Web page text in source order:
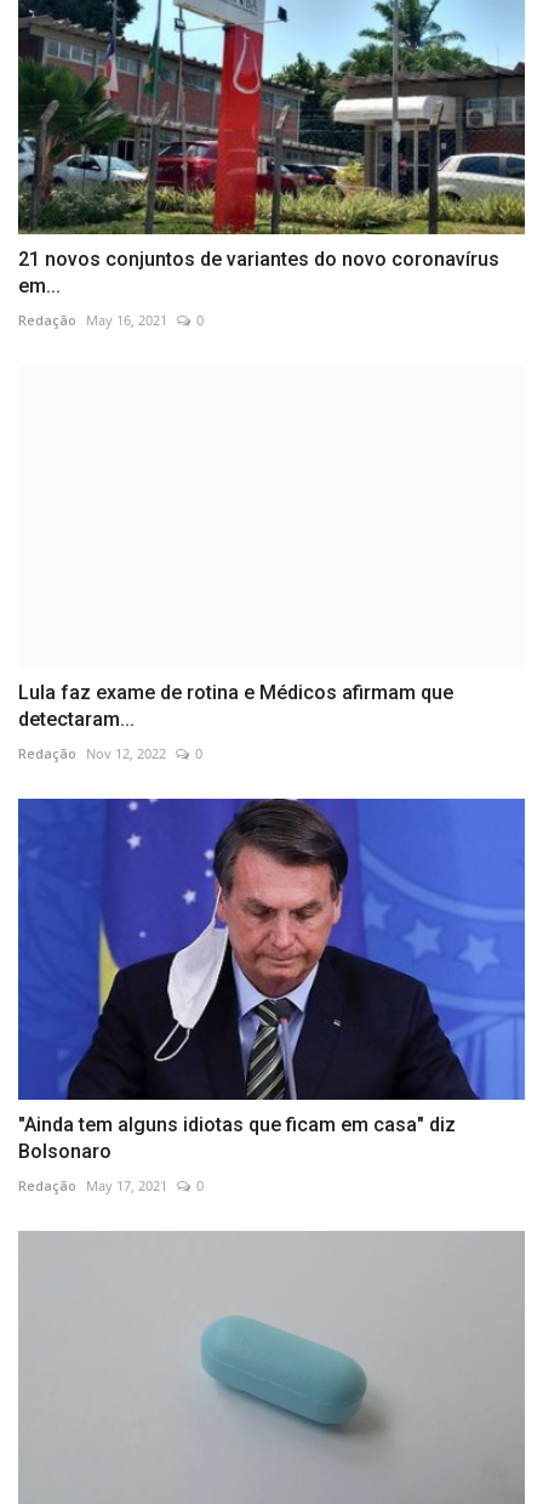
21 novos conjuntos de variantes do novo coronavírus
em...
Redação May 16, 2021 0
Lula faz exame de rotina e Médicos afirmam que
detectaram...
Redação Nov 12, 2022 0
"Ainda tem alguns idiotas que ficam em casa" diz
Bolsonaro
Redação May 17, 2021 0